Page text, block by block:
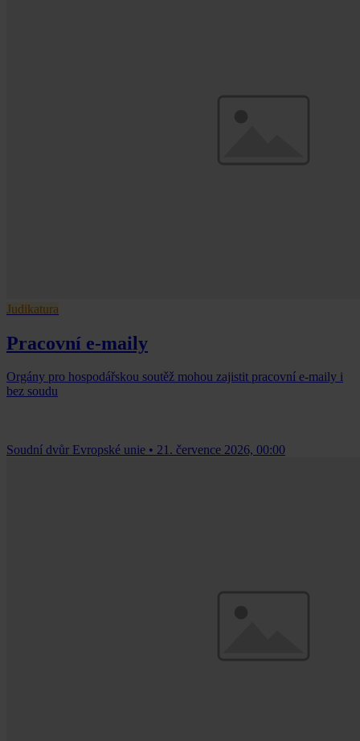
Judikatura
Pracovní e-maily
Orgány pro hospodářskou soutěž mohou zajistit pracovní e-maily i
bez soudu
Soudní dvůr Evropské unie • 21. července 2026, 00:00